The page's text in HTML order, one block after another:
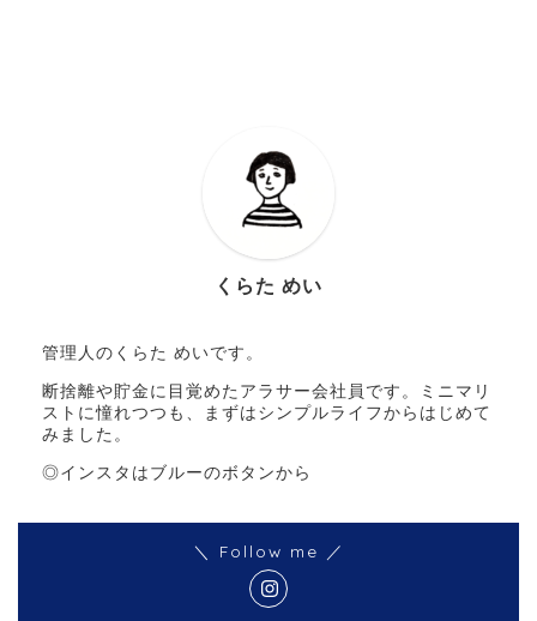
くらた めい
管理人のくらた めいです。
断捨離や貯金に目覚めたアラサー会社員です。ミニマリ
ストに憧れつつも、まずはシンプルライフからはじめて
みました。
◎インスタはブルーのボタンから
＼ Follow me ／